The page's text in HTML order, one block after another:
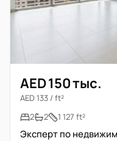
AED 150 тыс.
AED 133 / ft²
2
2 1 127 ft²